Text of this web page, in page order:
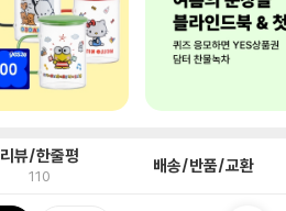
리뷰/한줄평
110 배송/반품/교환